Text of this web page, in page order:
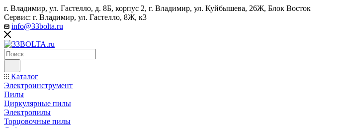
г. Владимир, ул. Гастелло, д. 8Б, корпус 2, г. Владимир, ул. ​Куйбышева, 26Ж, Блок Восток
Сервис: г. Владимир, ул. Гастелло, 8Ж, к3
info@33bolta.ru
Каталог
Электроинструмент
Пилы
Циркулярные пилы
Электропилы
Торцовочные пилы